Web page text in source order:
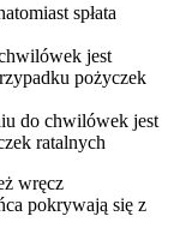
spłata
jest
pożyczek
do chwilówek jest
ratalnych
wręcz
pokrywają się z